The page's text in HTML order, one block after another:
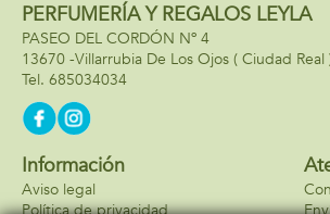
PERFUMERÍA Y REGALOS LEYLA
PASEO DEL CORDÓN Nº 4
13670 -Villarrubia De Los Ojos ( Ciudad Real
685034034
Información
Aviso legal